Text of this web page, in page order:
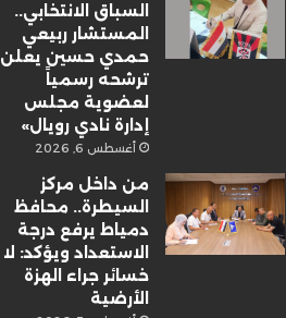
السباق الانتخابي..
المستشار ربيعي
حمدي حسين يعلن
ترشحه رسمياً
لعضوية مجلس
إدارة نادي رويال»
أغسطس 6, 2026
من داخل مركز
السيطرة.. محافظ
دمياط يرفع درجة
الاستعداد ويؤكد: لا
خسائر جراء الهزة
الأرضية